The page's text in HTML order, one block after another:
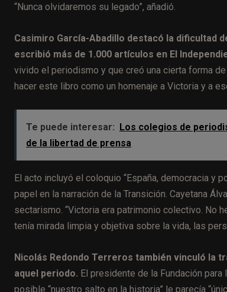
“Nunca olvidaremos su legado”, añadió.
Casimiro García-Abadillo destacó la dificultad
escribió más de 1.000 artículos en El
vivido el periodismo y que creó una cierta forma
hacer este libro como un homenaje a Victoria y a
Te puede interesar:
Los colegios de
de la libertad de prensa
El acto incluyó el coloquio “España, democracia y
papel en la narración de la Transición. Cayetana
sectarismo. “Victoria era patrimonio colectivo. No
tenía mirada limpia y objetiva sobre la vida, las
Nicolás Redondo Terreros también vinculó la
aquel periodo. El presidente de la Fundación
posible “nuestro salto en la historia” le parecía